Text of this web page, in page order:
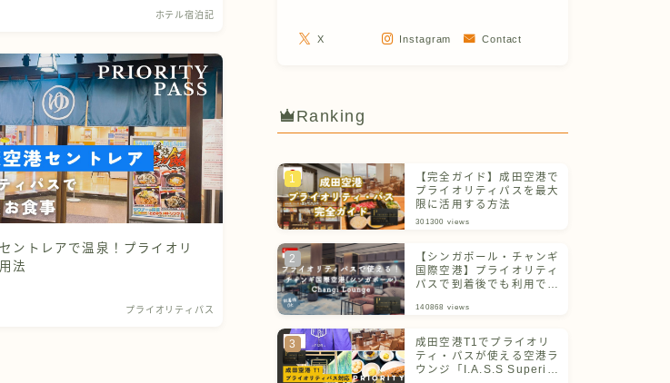
ホテル宿泊記
ントレアで温泉！プライオリ
法
プライオリティパス
X Instagram Contact
Ranking
【完全ガイド】成田空港で
プライオリティパスを最大
限に活用する方法
301300 views
【シンガポール・チャンギ
国際空港】プライオリティ
パスで到着後でも利用でき
140868 views
成田空港T1でプライオリ
ティ・パスが使える空港ラ
ウンジ「I.A.S.S Superior